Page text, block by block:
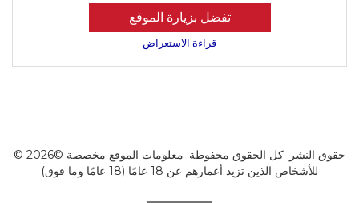
تفضل بزيارة الموقع
قراءة الاستعراض
© 2026© حقوق النشر. كل الحقوق محفوظة. معلومات الموقع مخصصة
للأشخاص الذين تزيد أعمارهم عن 18 عامًا (18 عامًا وما فوق)